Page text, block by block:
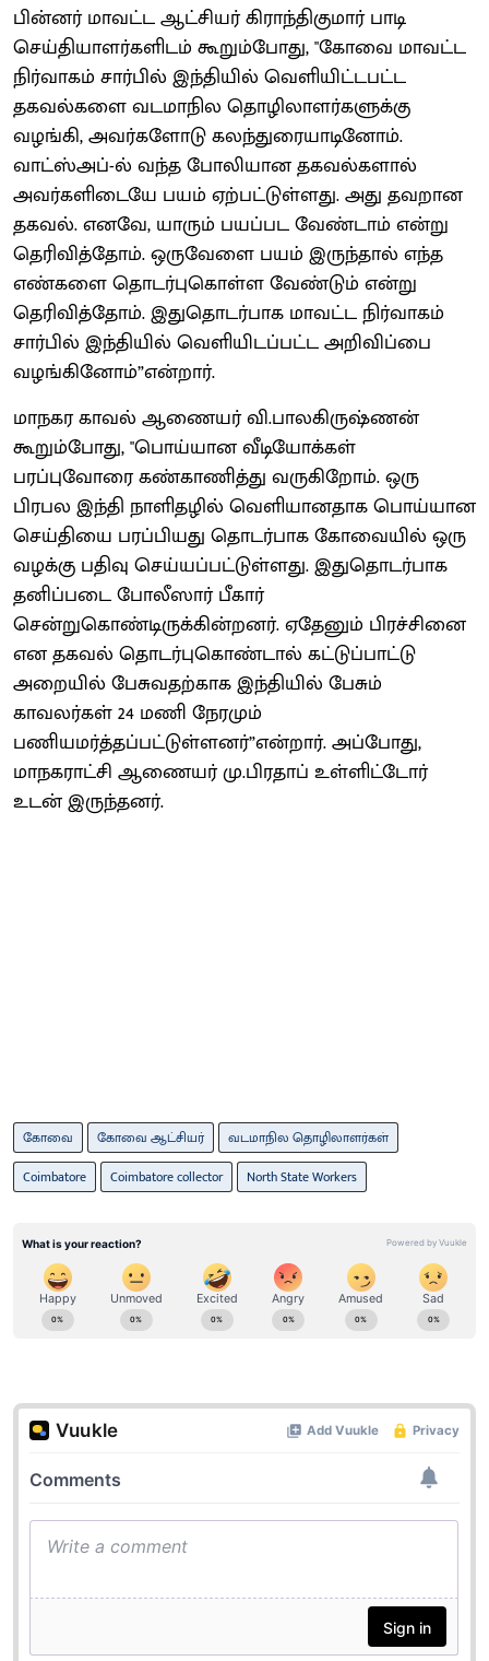
பின்னர் மாவட்ட ஆட்சியர் கிராந்திகுமார் பாடி
செய்தியாளர்களிடம் கூறும்போது, "கோவை மாவட்ட
நிர்வாகம் சார்பில் இந்தியில் வெளியிட்டபட்ட
தகவல்களை வடமாநில தொழிலாளர்களுக்கு
வழங்கி, அவர்களோடு கலந்துரையாடினோம்.
வாட்ஸ்அப்-ல் வந்த போலியான தகவல்களால்
அவர்களிடையே பயம் ஏற்பட்டுள்ளது. அது தவறான
தகவல். எனவே, யாரும் பயப்பட வேண்டாம் என்று
தெரிவித்தோம். ஒருவேளை பயம் இருந்தால் எந்த
எண்களை தொடர்புகொள்ள வேண்டும் என்று
தெரிவித்தோம். இதுதொடர்பாக மாவட்ட நிர்வாகம்
சார்பில் இந்தியில் வெளியிடப்பட்ட அறிவிப்பை
வழங்கினோம்”என்றார்.
மாநகர காவல் ஆணையர் வி.பாலகிருஷ்ணன்
கூறும்போது, "பொய்யான வீடியோக்கள்
பரப்புவோரை கண்காணித்து வருகிறோம். ஒரு
பிரபல இந்தி நாளிதழில் வெளியானதாக பொய்யான
செய்தியை பரப்பியது தொடர்பாக கோவையில் ஒரு
வழக்கு பதிவு செய்யப்பட்டுள்ளது. இதுதொடர்பாக
தனிப்படை போலீஸார் பீகார்
சென்றுகொண்டிருக்கின்றனர். ஏதேனும் பிரச்சினை
என தகவல் தொடர்புகொண்டால் கட்டுப்பாட்டு
அறையில் பேசுவதற்காக இந்தியில் பேசும்
காவலர்கள் 24 மணி நேரமும்
பணியமர்த்தப்பட்டுள்ளனர்”என்றார். அப்போது,
மாநகராட்சி ஆணையர் மு.பிரதாப் உள்ளிட்டோர்
உடன் இருந்தனர்.
கோவை கோவை ஆட்சியர்
வடமாநில தொழிலாளர்கள்
Coimbatore
Coimbatore collector North State Workers